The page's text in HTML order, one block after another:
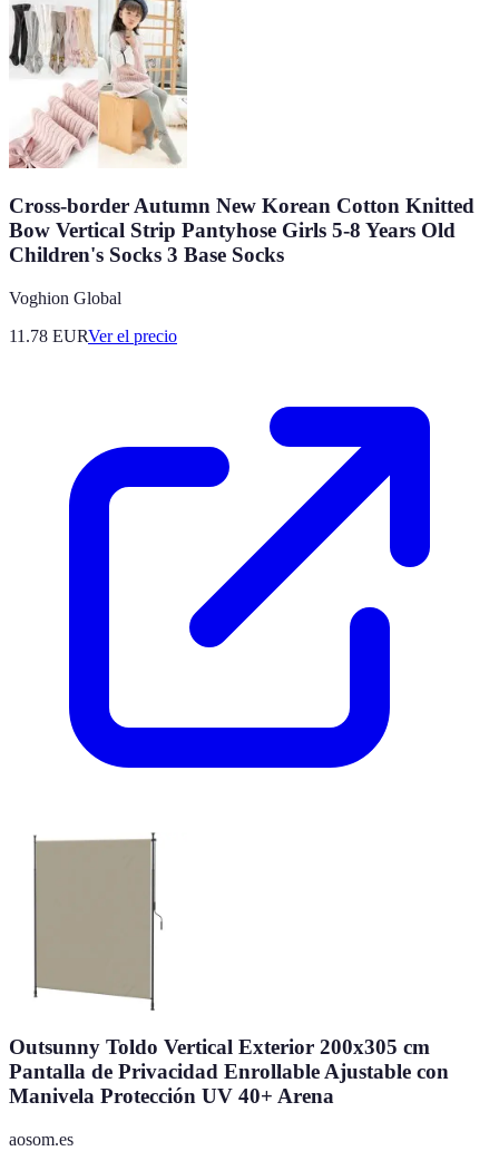
Cross-border Autumn New Korean Cotton Knitted
Bow Vertical Strip Pantyhose Girls 5-8 Years Old
Children's Socks 3 Base Socks
Voghion Global
11.78 EURVer el precio
Outsunny Toldo Vertical Exterior 200x305 cm
Pantalla de Privacidad Enrollable Ajustable con
Manivela Protección UV 40+ Arena
aosom.es